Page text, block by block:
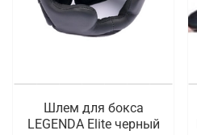
Шлем для бокса
LEGENDA Elite черный